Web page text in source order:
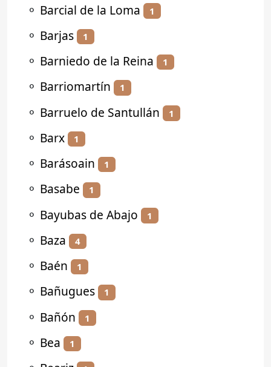
⚬ Barcial de la Loma 1
⚬ Barjas 1
⚬ Barniedo de la Reina 1
⚬ Barriomartín 1
⚬ Barruelo de Santullán 1
⚬ Barx 1
⚬ Barásoain 1
⚬ Basabe 1
⚬ Bayubas de Abajo 1
⚬ Baza 4
⚬ Baén 1
⚬ Bañugues 1
⚬ Bañón 1
⚬ Bea 1